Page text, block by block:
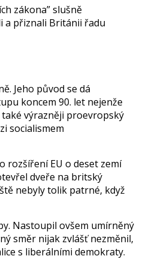
zákona” slušně
a přiznali Británii řadu
Jeho původ se dá
koncem 90. let nejenže
výrazněji proevropský
socialismem
rozšíření EU o deset zemí
dveře na britský
nebyly tolik patrné, když
Nastoupil ovšem umírněný
směr nijak zvlášť nezměnil,
s liberálními demokraty.